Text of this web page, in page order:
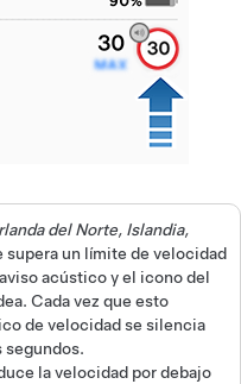
del Norte, Islandia,
supera un límite de velocidad
acústico y el icono del
Cada vez que esto
de velocidad se silencia
segundos.
la velocidad por debajo